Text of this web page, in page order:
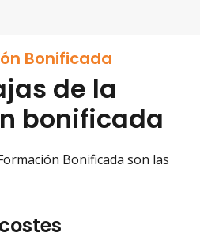
Bonificada
de la
bonificada
Bonificada son las